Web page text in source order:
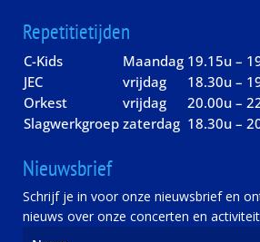
Repetitietijden
C-Kids Maandag 19.15u –
JEC
vrijdag
18.30u –
Orkest
vrijdag
20.00u –
Slagwerkgroep zaterdag 18.30u –
Nieuwsbrief
Schrijf je in voor onze nieuwsbrief en
nieuws over onze concerten en